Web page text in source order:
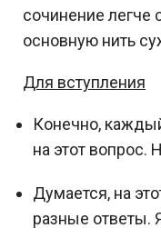
сочинение легче
основную нить
Для вступления
Конечно,
на этот вопрос.
Думается, на
разные ответы.